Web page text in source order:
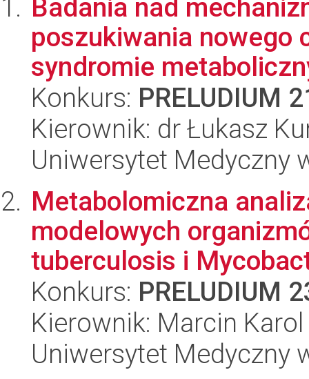
Badania nad
poszukiwania nowego
syndromie
Konkurs: PRELUDIUM
Kierownik: dr Łukasz
Uniwersytet Medyczny
Metabolomiczna
modelowych
tuberculosis i
Konkurs: PRELUDIUM
Kierownik: Marcin
Uniwersytet Medyczny